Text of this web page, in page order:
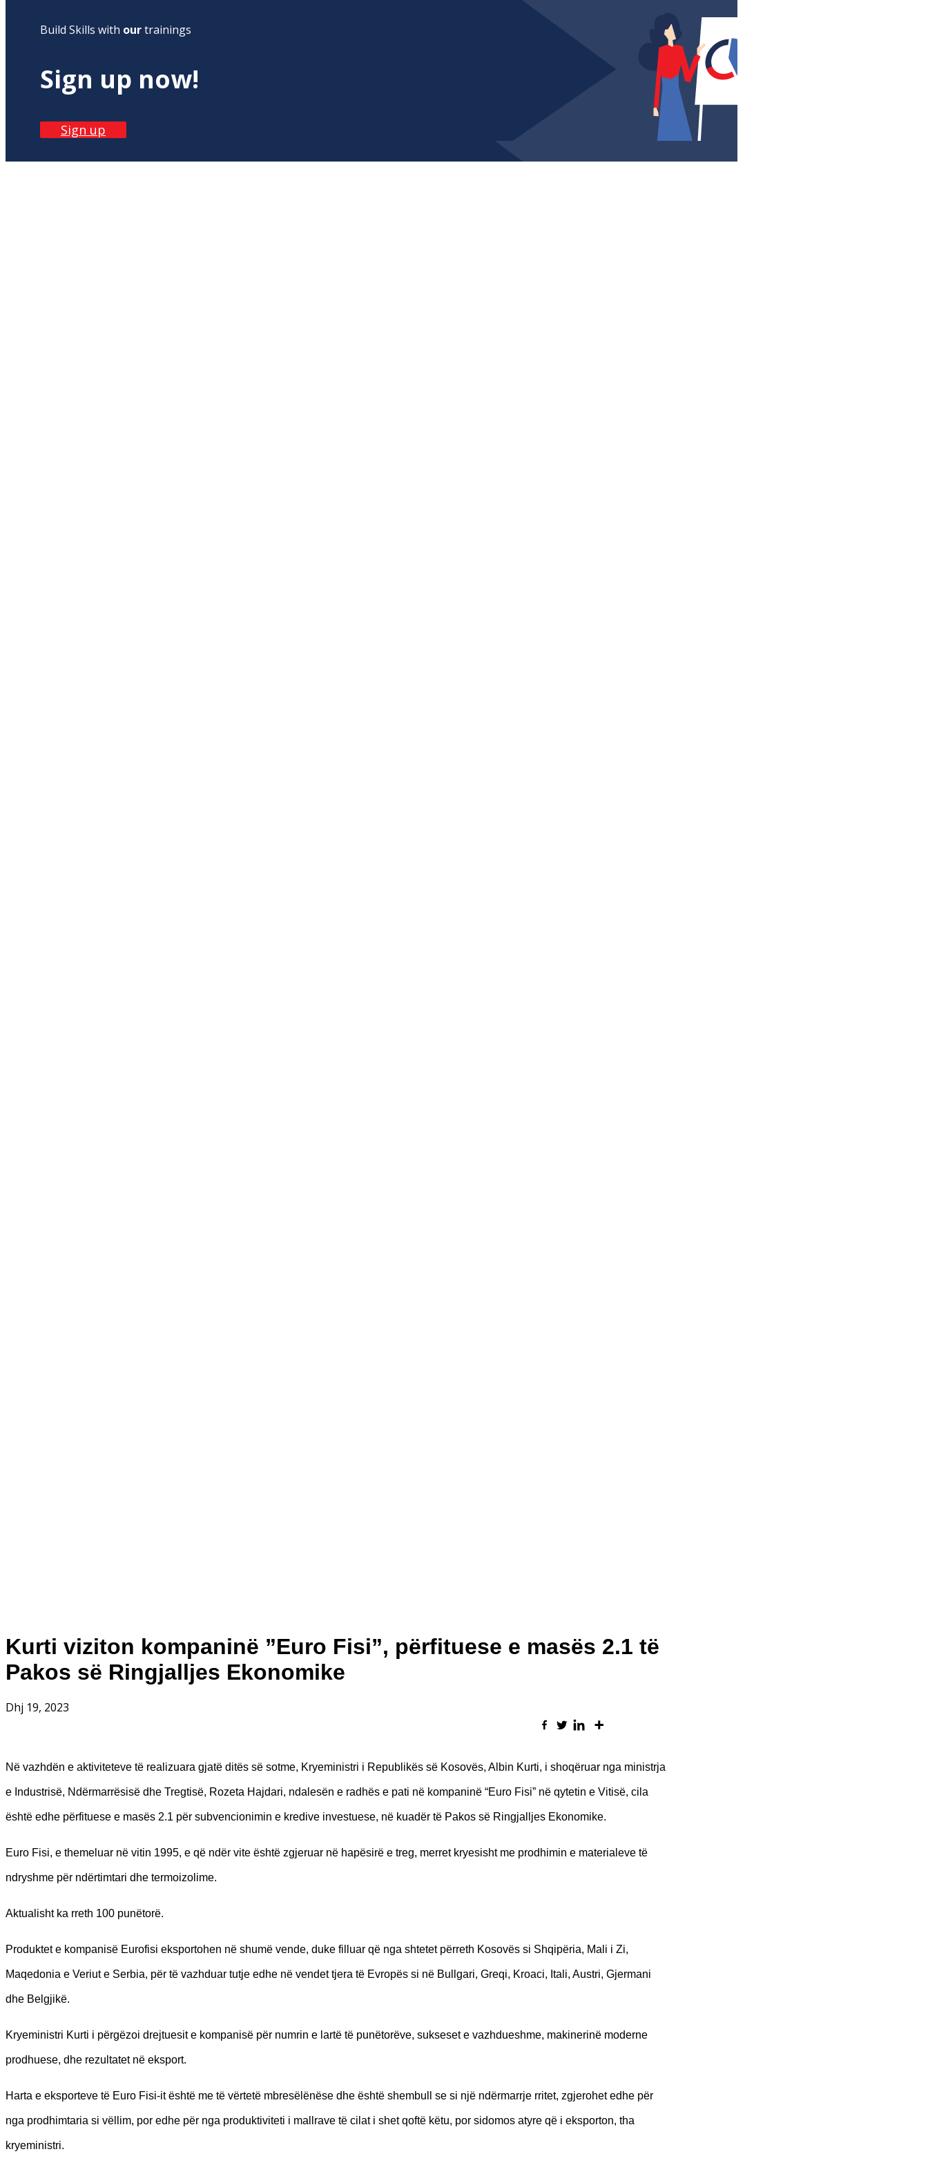
Build Skills with ourtrainings
Sign up now!
Sign up
Kurti viziton kompaninë ”Euro Fisi”, përfituese e masës 2.1 të
Pakos së Ringjalljes Ekonomike
Dhj 19, 2023
Në vazhdën e aktiviteteve të realizuara gjatë ditës së sotme, Kryeministri i Republikës së Kosovës, Albin Kurti, i shoqëruar nga ministrja
e Industrisë, Ndërmarrësisë dhe Tregtisë, Rozeta Hajdari, ndalesën e radhës e pati në kompaninë “Euro Fisi” në qytetin e Vitisë, cila
është edhe përfituese e masës 2.1 për subvencionimin e kredive investuese, në kuadër të Pakos së Ringjalljes Ekonomike.
Euro Fisi, e themeluar në vitin 1995, e që ndër vite është zgjeruar në hapësirë e treg, merret kryesisht me prodhimin e materialeve të
ndryshme për ndërtimtari dhe termoizolime.
Aktualisht ka rreth 100 punëtorë.
Produktet e kompanisë Eurofisi eksportohen në shumë vende, duke filluar që nga shtetet përreth Kosovës si Shqipëria, Mali i Zi,
Maqedonia e Veriut e Serbia, për të vazhduar tutje edhe në vendet tjera të Evropës si në Bullgari, Greqi, Kroaci, Itali, Austri, Gjermani
dhe Belgjikë.
Kryeministri Kurti i përgëzoi drejtuesit e kompanisë për numrin e lartë të punëtorëve, sukseset e vazhdueshme, makinerinë moderne
prodhuese, dhe rezultatet në eksport.
Harta e eksporteve të Euro Fisi-it është me të vërtetë mbresëlënëse dhe është shembull se si një ndërmarrje rritet, zgjerohet edhe për
nga prodhimtaria si vëllim, por edhe për nga produktiviteti i mallrave të cilat i shet qoftë këtu, por sidomos atyre që i eksporton, tha
kryeministri.